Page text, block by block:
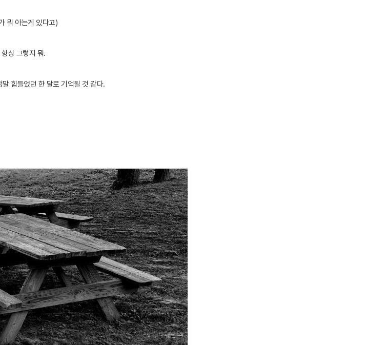
뭐 아는게 있다고)
항상 그렇지 뭐.
힘들었던 한 달로 기억될 것 같다.